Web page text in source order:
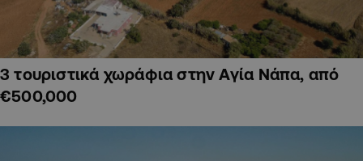
3 τουριστικά χωράφια στην Αγία Νάπα, από
€500,000